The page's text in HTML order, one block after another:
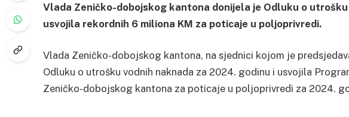
Vlada Zeničko-dobojskog kantona donijela je Odluku o
usvojila rekordnih 6 miliona KM za poticaje u poljoprivredi.
Vlada Zeničko-dobojskog kantona, na sjednici kojom je
Odluku o utrošku vodnih naknada za 2024. godinu i usvojila
Zeničko-dobojskog kantona za poticaje u poljoprivredi za 2024.